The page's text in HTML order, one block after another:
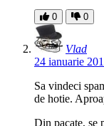
0 0
Vlad
24 ianuarie
Sa vindeci
de hotie.
Din pacate, se